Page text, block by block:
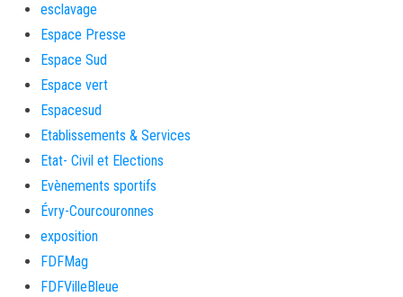
esclavage
Espace Presse
Espace Sud
Espace vert
Espacesud
Etablissements & Services
Etat- Civil et Elections
Evènements sportifs
Évry-Courcouronnes
exposition
FDFMag
FDFVilleBleue